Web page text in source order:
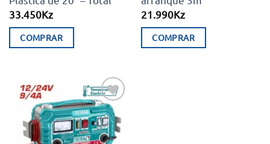
33.450Kz
COMPRAR
21.990Kz
COMPRAR
Adicionar
aos meus
desejos